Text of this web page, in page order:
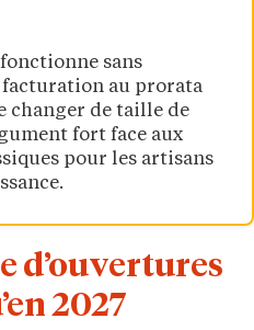
sans
facturation au prorata
changer de taille de
fort face aux
pour les artisans
d’ouvertures
2027